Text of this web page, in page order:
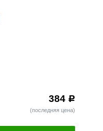
384 Р
(последняя цена)